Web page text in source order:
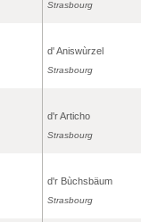
Strasbourg
d' Aniswùrzel
Strasbourg
d'r Articho
Strasbourg
d'r Bùchsbäum
Strasbourg